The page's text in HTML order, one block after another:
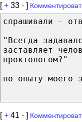
[+ 33 - ]
спрашивали -
"Всегда
заставляет
проктологом?"
по опыту моего
[+ 41 - ]